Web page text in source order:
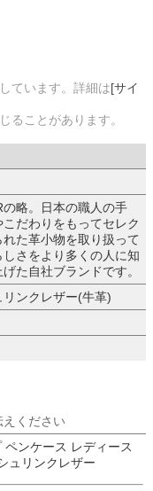
ています。詳細は[サイ
ることがあります。
の略。日本の職人の手
だわりをもってセレク
た革小物を取り扱って
さをより多くの人に知
た自社ブランドです。
ンクレザー(牛革)
ください
ンケース レディース
ュリンクレザー